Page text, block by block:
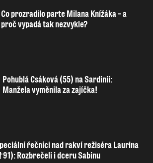
Co prozradilo parte Milana Knížáka – a
proč vypadá tak nezvykle?
Pohublá Csáková (55) na Sardinii:
Manžela vyměnila za zajíčka!
řečníci nad rakví režiséra Laurina
Rozbrečeli i dceru Sabinu